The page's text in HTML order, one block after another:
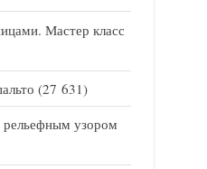
Мастер класс
(27 631)
рельефным узором